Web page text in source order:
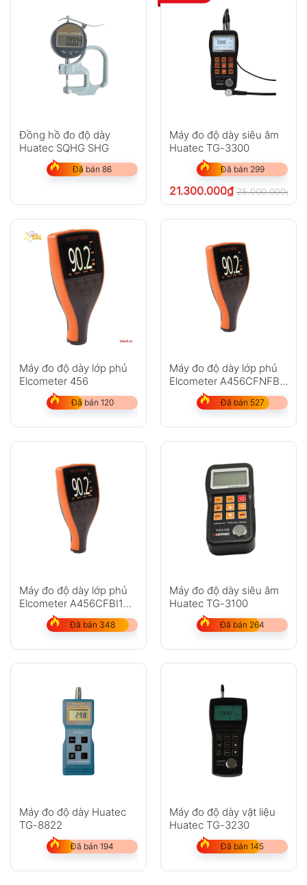
Đồng hồ đo độ dày
Huatec SQHG SHG
Đã bán 86
Máy đo độ dày siêu âm
Huatec TG-3300
Đã bán 299
21.300.000₫ 25.000.000₫
Máy đo độ dày lớp phủ
Elcometer 456
Đã bán 120
Máy đo độ dày lớp phủ
Elcometer A456CFNFBS
(Chưa bao gồm đầu dò)
Đã bán 527
Máy đo độ dày lớp phủ
Elcometer A456CFBI1
(0-1500?m)
Đã bán 348
Máy đo độ dày siêu âm
Huatec TG-3100
Đã bán 264
Máy đo độ dày Huatec
TG-8822
Đã bán 194
Máy đo độ dày vật liệu
Huatec TG-3230
Đã bán 145